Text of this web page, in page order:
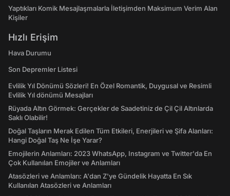
Yaptıkları Komik Mesajlaşmalarla İletişimden Maksimum Verim Alan
Kişiler
Hızlı Erişim
Hava Durumu
Son Depremler Listesi
Evlilik Yıl Dönümü Sözleri! En Özel Romantik, Duygusal ve Resimli
Evlilik Yıl dönümü Mesajları
Rüyada Altın Görmek: Gerçekler de Saadetiniz de Çil Çil Altınlarda
Saklı Olabilir!
Doğal Taşların Merak Edilen Tüm Etkileri, Enerjileri ve Şifa Alanları:
Hangi Doğal Taş Ne İşe Yarar?
Emojilerin Anlamları: 2023 WhatsApp, Instagram ve Twitter'da En
Çok Kullanılan Emojiler ve Anlamları
Atasözleri ve Anlamları: A'dan Z'ye Gündelik Hayatta En Sık
Kullanılan Atasözleri ve Anlamları